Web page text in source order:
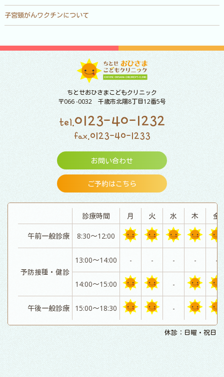
子宮頸がんワクチンについて
ちとせおひさまこどもクリニック
〒066 -0032 千歳市北陽8丁目12番5号
tel.0123-40-1232
fax.0123-40-1233
お問い合わせ
ご予約はこちら
診療時間 月 火 水 木 金
午前一般診療 8:30～12:00
予防接種・健診
13:00～14:00 - - - - -
14:00～15:00 -
午後一般診療 15:00～18:30 -
休診：日曜・祝日